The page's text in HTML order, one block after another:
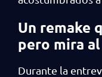
Un remake
pero mira
Durante la